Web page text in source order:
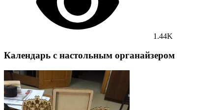
1.44K
Календарь с настольным органайзером